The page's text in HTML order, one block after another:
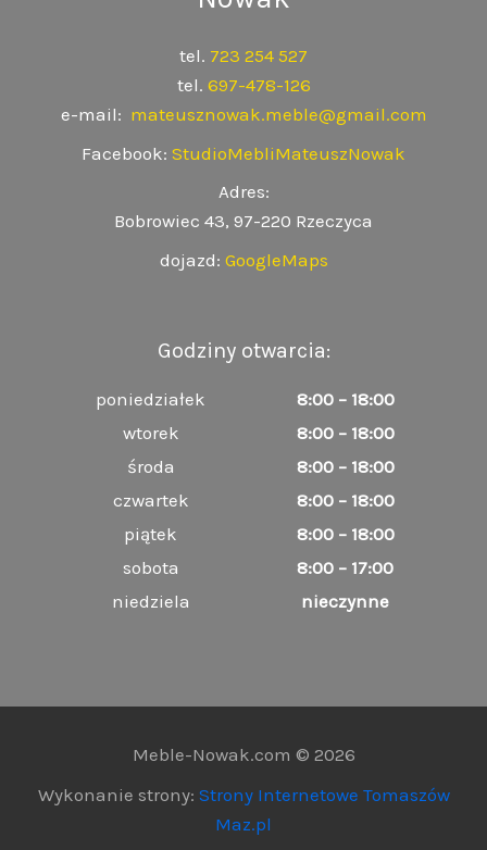
tel. 723 254 527
tel. 697-478-126
e-mail: mateusznowak.meble@gmail.com
Facebook: StudioMebliMateuszNowak
Adres:
Bobrowiec 43, 97-220 Rzeczyca
dojazd: GoogleMaps
Godziny otwarcia:
poniedziałek
8:00 – 18:00
wtorek
8:00 – 18:00
środa
8:00 – 18:00
czwartek
8:00 – 18:00
piątek
8:00 – 18:00
sobota
8:00 – 17:00
niedziela
nieczynne
Meble-Nowak.com © 2026
Wykonanie strony: Strony Internetowe Tomaszów
Maz.pl